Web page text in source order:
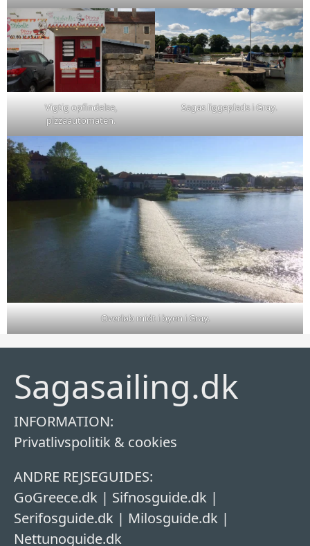
Vigtig opfindelse,
pizzaautomaten.
Sagas liggeplads i Gray.
Overløb midt i byen i Gray.
Sagasailing.dk
INFORMATION:
Privatlivspolitik & cookies
ANDRE REJSEGUIDES:
GoGreece.dk | Sifnosguide.dk |
Serifosguide.dk | Milosguide.dk |
Nettunoguide.dk